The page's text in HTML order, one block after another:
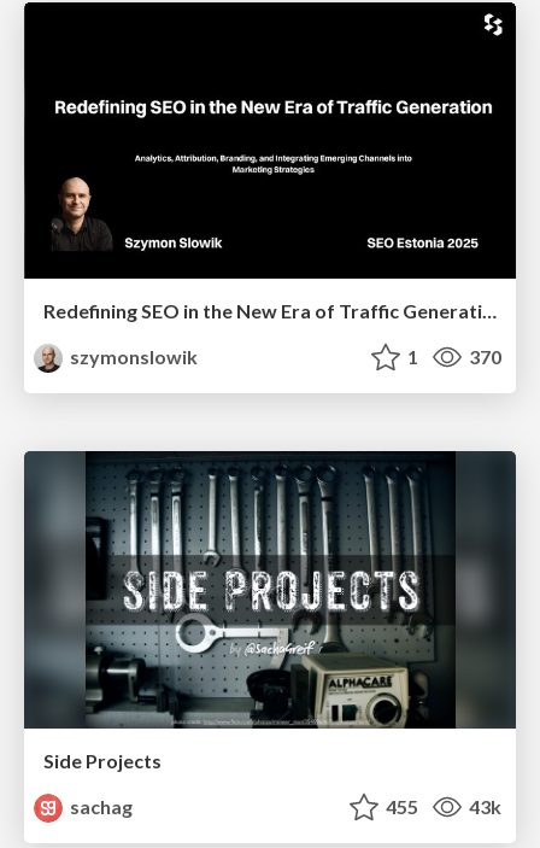
Redefining SEO in the New Era of Traffic Generation
szymonslowik
1 370
Side Projects
sachag
455 43k